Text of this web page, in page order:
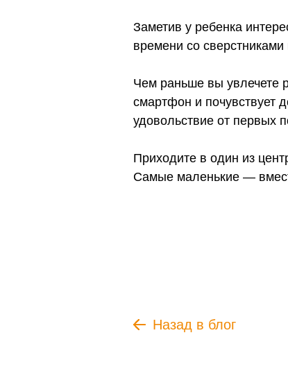
Заметив у ребенка
времени со
Чем раньше вы увлечете
смартфон и почувствует
удовольствие от первых
Приходите в один из
Самые маленькие —
Назад в блог